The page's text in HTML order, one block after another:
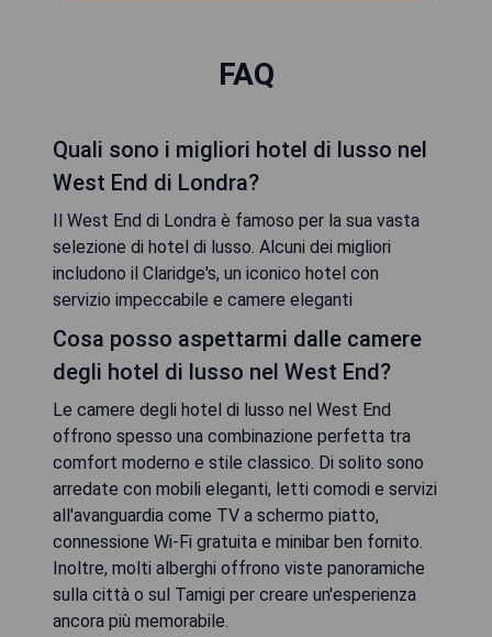
FAQ
Quali sono i migliori hotel di lusso nel
West End di Londra?
Il West End di Londra è famoso per la sua vasta
selezione di hotel di lusso. Alcuni dei migliori
includono il Claridge's, un iconico hotel con
servizio impeccabile e camere eleganti
Cosa posso aspettarmi dalle camere
degli hotel di lusso nel West End?
Le camere degli hotel di lusso nel West End
offrono spesso una combinazione perfetta tra
comfort moderno e stile classico. Di solito sono
arredate con mobili eleganti, letti comodi e servizi
all'avanguardia come TV a schermo piatto,
connessione Wi-Fi gratuita e minibar ben fornito.
Inoltre, molti alberghi offrono viste panoramiche
sulla città o sul Tamigi per creare un'esperienza
ancora più memorabile.